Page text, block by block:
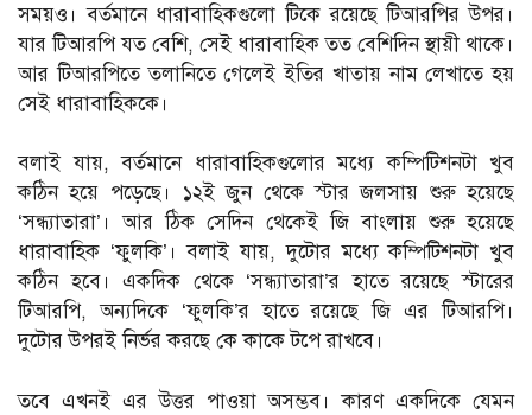
সময়ও। বর্তমানে ধারাবাহিকগুলো টিকে রয়েছে টিআরপির উপর।
যার টিআরপি যত বেশি, সেই ধারাবাহিক তত বেশিদিন স্থায়ী থাকে।
আর টিআরপিতে তলানিতে গেলেই ইতির খাতায় নাম লেখাতে হয়
সেই ধারাবাহিককে।
বলাই যায়, বর্তমানে ধারাবাহিকগুলোর মধ্যে কম্পিটিশনটা খুব
কঠিন হয়ে পড়েছে। ১২ই জুন থেকে স্টার জলসায় শুরু হয়েছে
‘সন্ধ্যাতারা’। আর ঠিক সেদিন থেকেই জি বাংলায় শুরু হয়েছে
ধারাবাহিক ‘ফুলকি’। বলাই যায়, দুটোর মধ্যে কম্পিটিশনটা খুব
কঠিন হবে। একদিক থেকে ‘সন্ধ্যাতারা’র হাতে রয়েছে স্টারের
টিআরপি, অন্যদিকে ‘ফুলকি’র হাতে রয়েছে জি এর টিআরপি।
দুটোর উপরই নির্ভর করছে কে কাকে টপে রাখবে।
তবে এখনই এর উত্তর পাওয়া অসম্ভব। কারণ একদিকে যেমন